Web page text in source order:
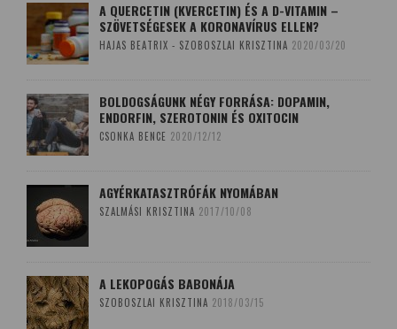
A QUERCETIN (KVERCETIN) ÉS A D-VITAMIN –
SZÖVETSÉGESEK A KORONAVÍRUS ELLEN?
HAJAS BEATRIX - SZOBOSZLAI KRISZTINA 2020/03/20
BOLDOGSÁGUNK NÉGY FORRÁSA: DOPAMIN,
ENDORFIN, SZEROTONIN ÉS OXITOCIN
CSONKA BENCE 2020/12/12
AGYÉRKATASZTRÓFÁK NYOMÁBAN
SZALMÁSI KRISZTINA 2017/10/08
A LEKOPOGÁS BABONÁJA
SZOBOSZLAI KRISZTINA 2018/03/15